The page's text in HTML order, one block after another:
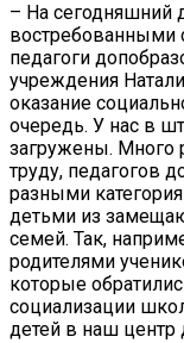
– На
востребованными
педагоги
учреждения
оказание
очередь. У нас в
загружены. Много
труду, педагогов
разными
детьми из
семей. Так,
родителями
которые
социализации
детей в наш центр